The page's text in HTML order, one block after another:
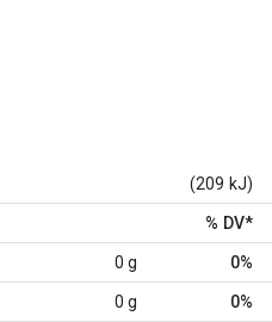
(209 kJ)
% DV*
0 g 0%
0 g 0%